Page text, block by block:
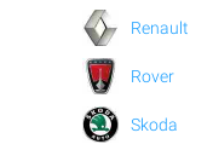
Renault
Rover
Skoda